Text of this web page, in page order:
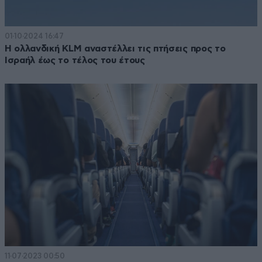
01·10·2024 16:47
Η ολλανδική KLM αναστέλλει τις πτήσεις προς το
Ισραήλ έως το τέλος του έτους
11·07·2023 00:50